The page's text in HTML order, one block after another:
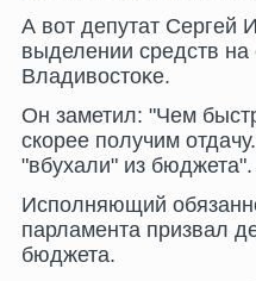
А вот депутат
выделении средств на
Владивостοκе.
Он заметил: "Чем
скорее получим
"вбухали" из бюджета".
Исполняющий
парламента призвал
бюджета.